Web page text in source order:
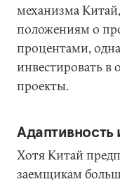
механизма
положениям о
процентами,
инвестировать в
проекты.
Адаптивность
Хотя Китай
заемщикам